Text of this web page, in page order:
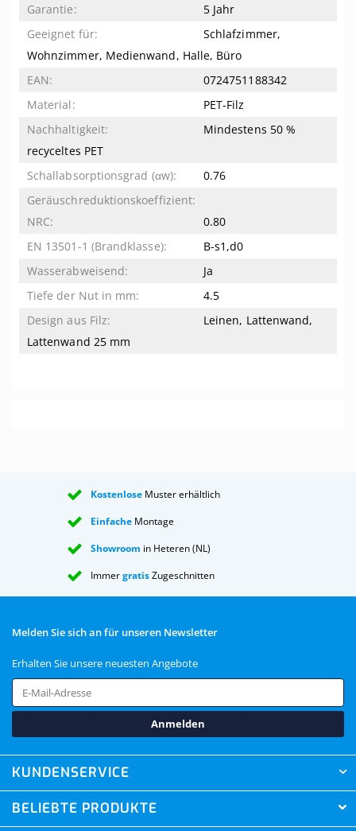
5 Jahr
Schlafzimmer,
Wohnzimmer, Medienwand, Halle, Büro
0724751188342
PET-Filz
Mindestens 50 %
recyceltes PET
0.76
0.80
B-s1,d0
Ja
4.5
Leinen, Lattenwand,
Lattenwand 25 mm
Kostenlose Muster erhältlich
Einfache Montage
Showroom in Heteren (NL)
ImmergratisZugeschnitten
Melden Sie sich an für unseren Newsletter
Erhalten Sie unsere neuesten Angebote
Anmelden
KUNDENSERVICE
BELIEBTE PRODUKTE